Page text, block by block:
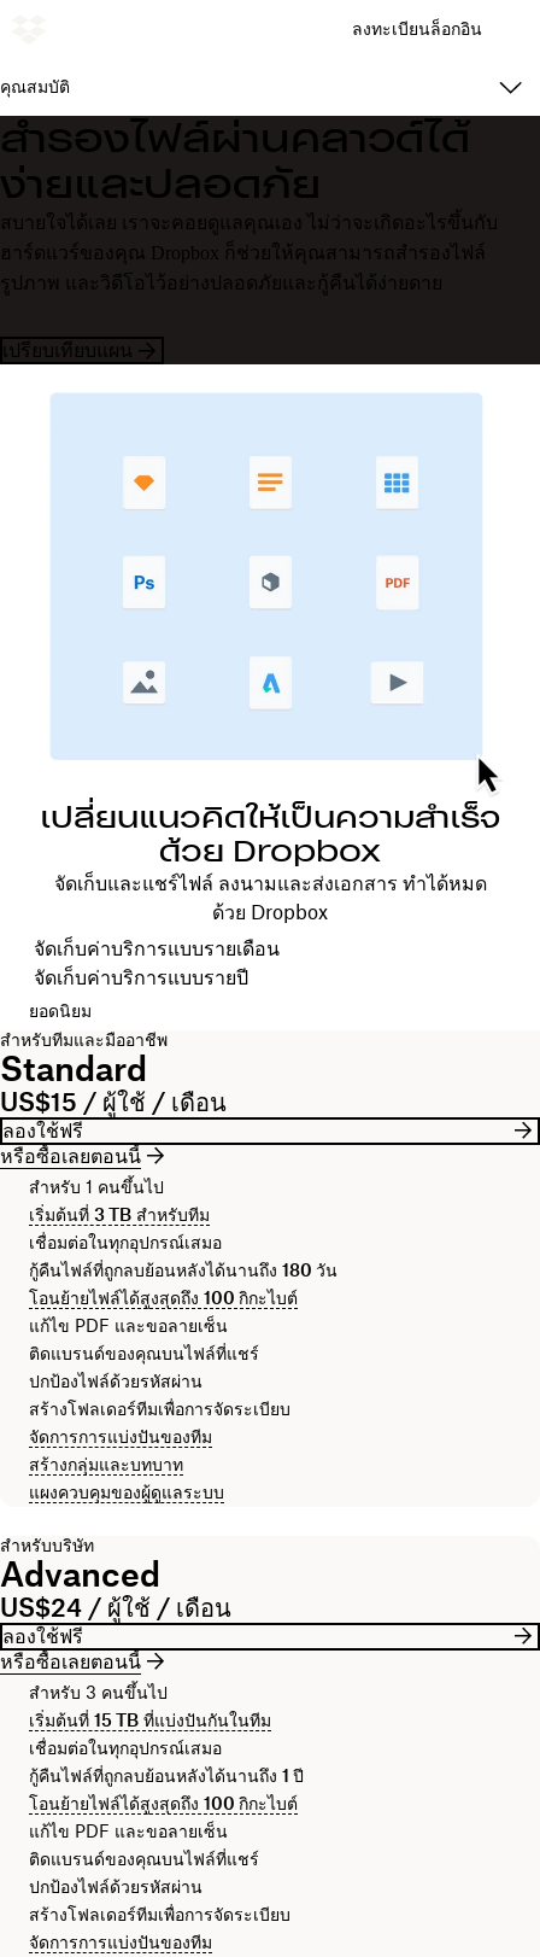
ลงทะเบียนล็อกอิน
คุณสมบัติ
สำรองไฟล์ผ่านคลาวด์ได้
ง่ายและปลอดภัย
สบายใจได้เลย เราจะคอยดูแลคุณเอง ไม่ว่าจะเกิดอะไรขึ้นกับ
ฮาร์ดแวร์ของคุณ Dropbox ก็ช่วยให้คุณสามารถสำรองไฟล์
รูปภาพ และวิดีโอไว้อย่างปลอดภัยและกู้คืนได้ง่ายดาย
เปรียบเทียบแผน
เปลี่ยนแนวคิดให้เป็นความสำเร็จ
ด้วย Dropbox
จัดเก็บและแชร์ไฟล์ ลงนามและส่งเอกสาร ทำได้หมด
ด้วย Dropbox
เลือกรอบการเรียกเก็บค่าบริการของคุณ
จัดเก็บค่าบริการแบบรายเดือน
จัดเก็บค่าบริการแบบรายปี
ยอดนิยม
สำหรับทีมและมืออาชีพ
Standard
US$15 / ผู้ใช้ / เดือน
ลองใช้ฟรี
หรือซื้อเลยตอนนี้
สำหรับ 1 คนขึ้นไป
เริ่มต้นที่ 3 TB สำหรับทีม
เชื่อมต่อในทุกอุปกรณ์เสมอ
กู้คืนไฟล์ที่ถูกลบย้อนหลังได้นานถึง 180 วัน
โอนย้ายไฟล์ได้สูงสุดถึง 100 กิกะไบต์
แก้ไข PDF และขอลายเซ็น
ติดแบรนด์ของคุณบนไฟล์ที่แชร์
ปกป้องไฟล์ด้วยรหัสผ่าน
สร้างโฟลเดอร์ทีมเพื่อการจัดระเบียบ
จัดการการแบ่งปันของทีม
สร้างกลุ่มและบทบาท
แผงควบคุมของผู้ดูแลระบบ
สำหรับบริษัท
Advanced
US$24 / ผู้ใช้ / เดือน
ลองใช้ฟรี
หรือซื้อเลยตอนนี้
สำหรับ 3 คนขึ้นไป
เริ่มต้นที่ 15 TB ที่แบ่งปันกันในทีม
เชื่อมต่อในทุกอุปกรณ์เสมอ
กู้คืนไฟล์ที่ถูกลบย้อนหลังได้นานถึง 1 ปี
โอนย้ายไฟล์ได้สูงสุดถึง 100 กิกะไบต์
แก้ไข PDF และขอลายเซ็น
ติดแบรนด์ของคุณบนไฟล์ที่แชร์
ปกป้องไฟล์ด้วยรหัสผ่าน
สร้างโฟลเดอร์ทีมเพื่อการจัดระเบียบ
จัดการการแบ่งปันของทีม